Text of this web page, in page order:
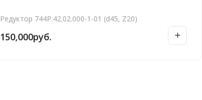
Редуктор 744Р.42.02.000-1-01 (d45, Z20)
150,000руб.